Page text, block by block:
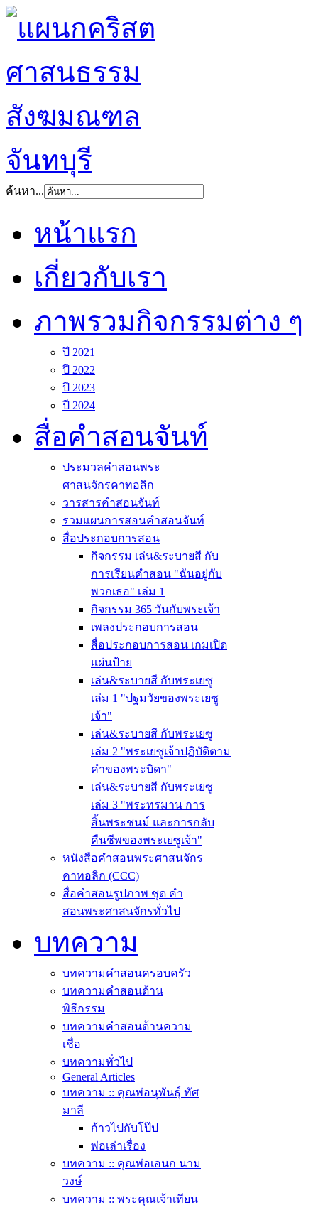
ค้นหา...
หน้าแรก
เกี่ยวกับเรา
ภาพรวมกิจกรรมต่าง ๆ
ปี 2021
ปี 2022
ปี 2023
ปี 2024
สื่อคำสอนจันท์
ประมวลคำสอนพระ
ศาสนจักรคาทอลิก
วารสารคำสอนจันท์
รวมแผนการสอนคำสอนจันท์
สื่อประกอบการสอน
กิจกรรม เล่น&ระบายสี กับ
การเรียนคำสอน "ฉันอยู่กับ
พวกเธอ" เล่ม 1
กิจกรรม 365 วันกับพระเจ้า
เพลงประกอบการสอน
สื่อประกอบการสอน เกมเปิด
แผ่นป้าย
เล่น&ระบายสี กับพระเยซู
เล่ม 1 "ปฐมวัยของพระเยซู
เจ้า"
เล่น&ระบายสี กับพระเยซู
เล่ม 2 "พระเยซูเจ้าปฏิบัติตาม
คำของพระบิดา"
เล่น&ระบายสี กับพระเยซู
เล่ม 3 "พระทรมาน การ
สิ้นพระชนม์ และการกลับ
คืนชีพของพระเยซูเจ้า"
หนังสือคำสอนพระศาสนจักร
คาทอลิก (CCC)
สื่อคำสอนรูปภาพ ชุด คำ
สอนพระศาสนจักรทั่วไป
บทความ
บทความคำสอนครอบครัว
บทความคำสอนด้าน
พิธีกรรม
บทความคำสอนด้านความ
เชื่อ
บทความทั่วไป
General Articles
บทความ :: คุณพ่อนุพันธุ์ ทัศ
มาลี
ก้าวไปกับโป๊ป
พ่อเล่าเรื่อง
บทความ :: คุณพ่อเอนก นาม
วงษ์
บทความ :: พระคุณเจ้าเทียน